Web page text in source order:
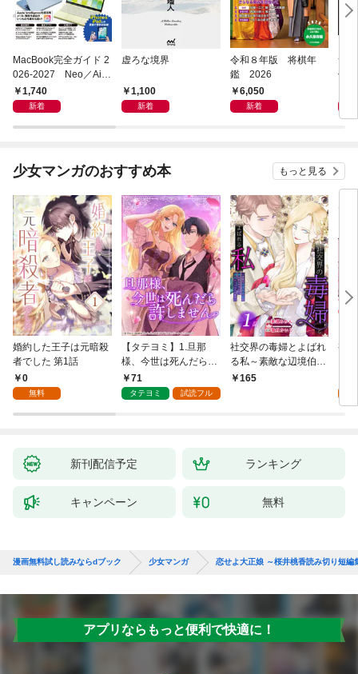
MacBook完全ガイド 2
026-2027 Neo／Air
／Pro対応
1,740
新着
虚ろな境界
1,100
新着
令和８年版 将棋年
鑑 2026
6,050
新着
つ
像
少女マンガのおすすめ本 もっと見る
婚約した王子は元暗殺
者でした 第1話
0
無料
【タテヨミ】1.旦那
様、今世は死んだら許
しません
71
タテヨミ 試読フル
社交界の毒婦とよばれ
る私～素敵な辺境伯令
息に腕を折られたの
165
視
新刊配信予定 ランキング
キャンペーン 無料
漫画無料試し読みならdブック 少女マンガ 恋せよ大正娘 ～桜井桃香読み切り短編
アプリならもっと便利で快適に！